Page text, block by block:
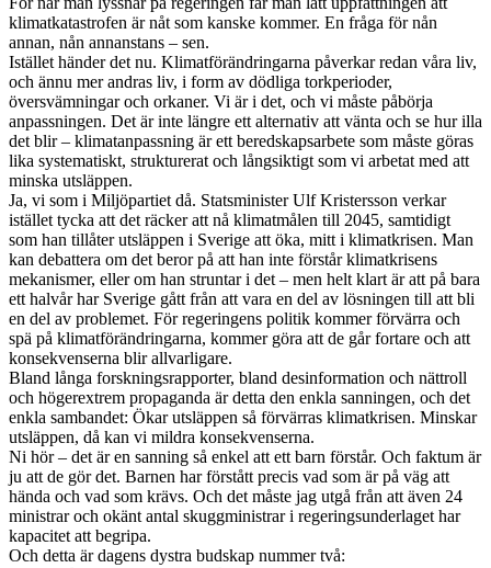
klimatkatastrofen är nåt som kanske kommer. En fråga för nån
annan, nån annanstans – sen.
Istället händer det nu. Klimatförändringarna påverkar redan våra liv,
och ännu mer andras liv, i form av dödliga torkperioder,
översvämningar och orkaner. Vi är i det, och vi måste påbörja
anpassningen. Det är inte längre ett alternativ att vänta och se hur illa
det blir – klimatanpassning är ett beredskapsarbete som måste göras
lika systematiskt, strukturerat och långsiktigt som vi arbetat med att
minska utsläppen.
Ja, vi som i Miljöpartiet då. Statsminister Ulf Kristersson verkar
istället tycka att det räcker att nå klimatmålen till 2045, samtidigt
som han tillåter utsläppen i Sverige att öka, mitt i klimatkrisen. Man
kan debattera om det beror på att han inte förstår klimatkrisens
mekanismer, eller om han struntar i det – men helt klart är att på bara
ett halvår har Sverige gått från att vara en del av lösningen till att bli
en del av problemet. För regeringens politik kommer förvärra och
spä på klimatförändringarna, kommer göra att de går fortare och att
konsekvenserna blir allvarligare.
Bland långa forskningsrapporter, bland desinformation och nättroll
och högerextrem propaganda är detta den enkla sanningen, och det
enkla sambandet: Ökar utsläppen så förvärras klimatkrisen. Minskar
utsläppen, då kan vi mildra konsekvenserna.
Ni hör – det är en sanning så enkel att ett barn förstår. Och faktum är
ju att de gör det. Barnen har förstått precis vad som är på väg att
hända och vad som krävs. Och det måste jag utgå från att även 24
ministrar och okänt antal skuggministrar i regeringsunderlaget har
kapacitet att begripa.
Och detta är dagens dystra budskap nummer två: